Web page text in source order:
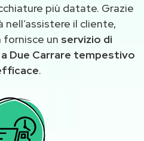
più datate. Grazie
nell’assistere il cliente,
fornisce un servizio di
Due Carrare tempestivo
.